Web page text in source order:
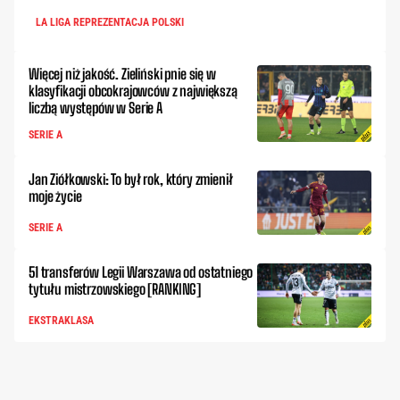
LA LIGA REPREZENTACJA POLSKI
Więcej niż jakość. Zieliński pnie się w
klasyfikacji obcokrajowców z największą
liczbą występów w Serie A
SERIE A
Jan Ziółkowski: To był rok, który zmienił
moje życie
SERIE A
51 transferów Legii Warszawa od ostatniego
tytułu mistrzowskiego [RANKING]
EKSTRAKLASA